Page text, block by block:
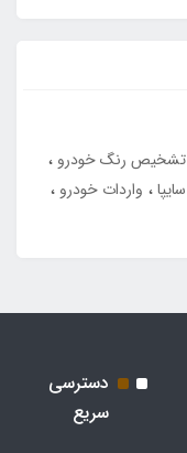
تشخیص رنگ خودرو
سایپا
واردات خودرو
دسترسی
سریع